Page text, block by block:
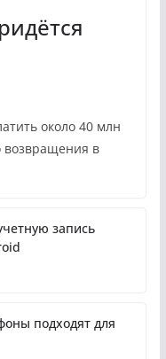
около 40 млн
возвращения в
запись
подходят для